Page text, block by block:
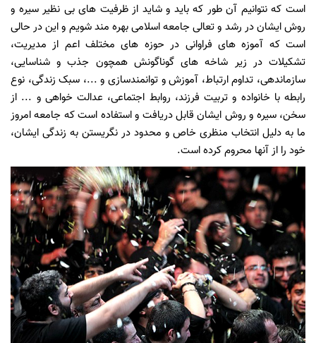
است که نتوانیم آن طور که باید و شاید از ظرفیت های بی نظیر سیره و
روش ایشان در رشد و تعالی جامعه اسلامی بهره مند شویم و این در حالی
است که آموزه های فراوانی در حوزه های مختلف اعم از مدیریت،
تشکیلات در زیر شاخه های گوناگونش همچون جذب و شناسایی،
سازماندهی، تداوم ارتباط، آموزش و توانمندسازی و ...، سبک زندگی، نوع
رابطه با خانواده و تربیت فرزند، روابط اجتماعی، عدالت خواهی و ... از
سخن، سیره و روش ایشان قابل دریافت و استفاده است که جامعه امروز
ما به دلیل انتخاب منظری خاص و محدود در نگریستن به زندگی ایشان،
خود را از آنها محروم کرده است.